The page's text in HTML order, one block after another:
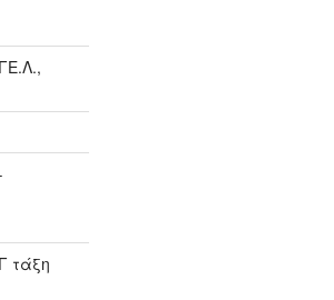
τάξη